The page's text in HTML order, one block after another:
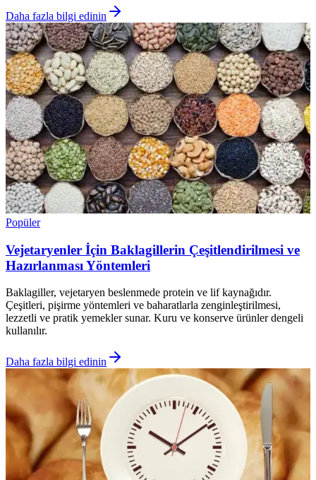
Daha fazla bilgi edinin
Popüler
Vejetaryenler İçin Baklagillerin Çeşitlendirilmesi ve
Hazırlanması Yöntemleri
Baklagiller, vejetaryen beslenmede protein ve lif kaynağıdır.
Çeşitleri, pişirme yöntemleri ve baharatlarla zenginleştirilmesi,
lezzetli ve pratik yemekler sunar. Kuru ve konserve ürünler dengeli
kullanılır.
Daha fazla bilgi edinin